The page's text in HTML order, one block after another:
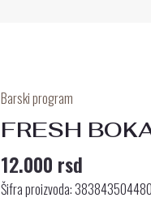
Barski program
FRESH
12.000 rsd
Šifra proizvoda:
FRESH
BOKAL
L
količina